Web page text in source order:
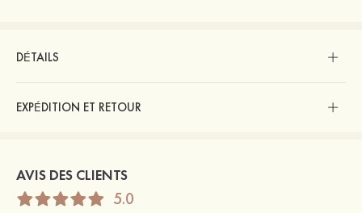
DÉTAILS
EXPÉDITION ET RETOUR
AVIS DES CLIENTS
5.0